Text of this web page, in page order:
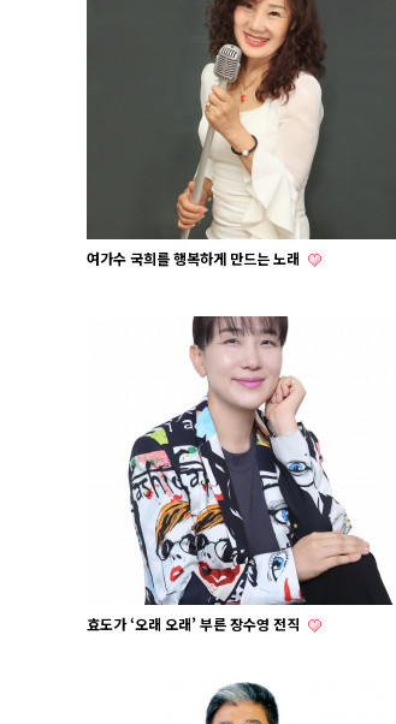
여가수 국희를 행복하게 만드는 노래
효도가 ‘오래 오래’ 부른 장수영 전직